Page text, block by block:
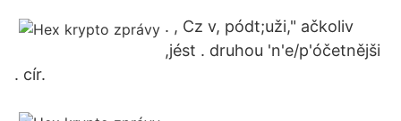
. , Cz v, pódt;uži," ačkoliv
,jést . druhou 'n'e/p'óčetnějši
. cír.